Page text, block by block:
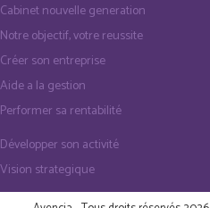
Cabinet nouvelle generation
Notre objectif, votre reussite
Créer son entreprise
Aide a la gestion
Performer sa rentabilité
Développer son activité
Vision strategique